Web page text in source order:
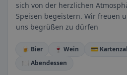
sich von der herzlichen
Speisen begeistern. Wir freuen
uns begrüßen zu dürfen
🍺 Bier 🍷 Wein
💳
🍽️ Abendessen